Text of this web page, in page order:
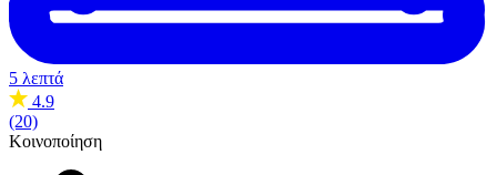
5 λεπτά
4.9
(20)
Κοινοποίηση